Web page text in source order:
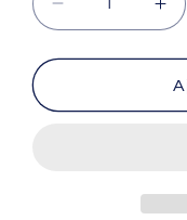
Réduire
la
quantité
Chambre
la
de